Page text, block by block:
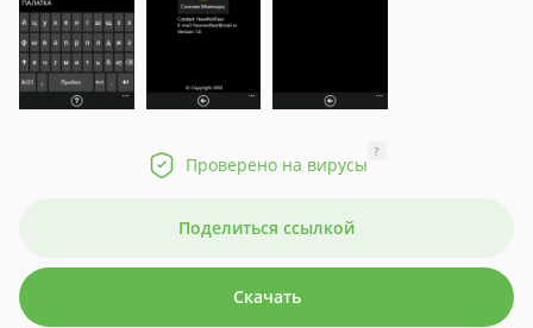
Проверено на вирусы
?
Поделиться ссылкой
Скачать